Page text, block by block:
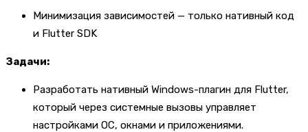
Минимизация зависимостей — только нативный код
и Flutter SDK
Задачи:
Разработать нативный Windows-плагин для Flutter,
который через системные вызовы управляет
настройками ОС, окнами и приложениями.